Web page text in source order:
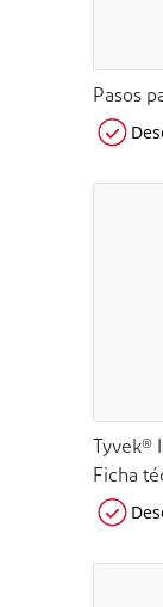
Pasos
Tyvek®
Ficha